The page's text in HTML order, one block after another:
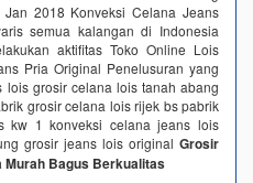
2018 Konveksi Celana Jeans
semua kalangan di Indonesia
aktifitas Toko Online Lois
Pria Original Penelusuran yang
grosir celana lois tanah abang
grosir celana lois rijek bs pabrik
kw 1 konveksi celana jeans lois
grosir jeans lois original Grosir
Bagus Berkualitas